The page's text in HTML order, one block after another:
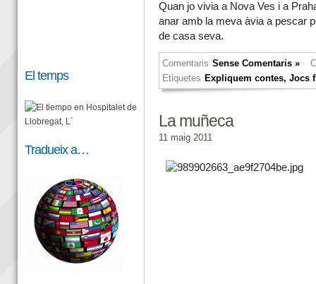
Quan jo vivia a Nova Ves i a
anar amb la meva àviaa pescar
de casa seva.
Comentaris Sense Comentaris »
Etiquetes Expliquem contes,Jocs
La muñeca
11 maig 2011
El temps
Tradueix a…